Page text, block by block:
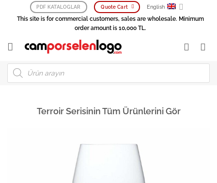
PDF KATALOGLAR Quote Cart English
This site is for commercial customers, sales are wholesale. Minimum
order amount is 10,000 TL.
Products
search
Terroir Serisinin Tüm Ürünlerini Gör